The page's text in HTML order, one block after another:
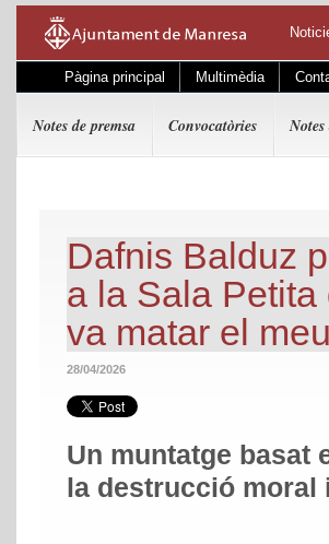
Pàgina principal Multimèdia
Notes de premsa Convocatòries
Dafnis Balduz
a la Sala Petita
va matar el
28/04/2026
Un muntatge basat
la destrucció moral